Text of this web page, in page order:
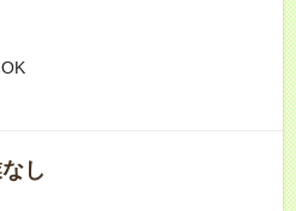
し